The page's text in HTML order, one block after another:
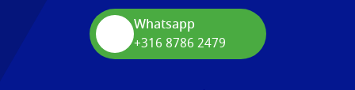
Whatsapp
+316 8786 2479